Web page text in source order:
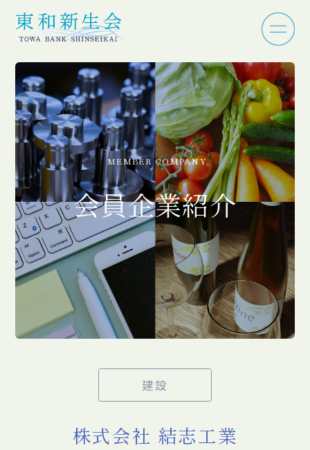
MEMBER COMPANY
会員企業紹介
建設
株式会社 結志工業